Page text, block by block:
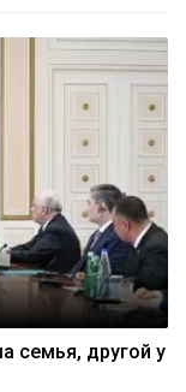
семья, другой у